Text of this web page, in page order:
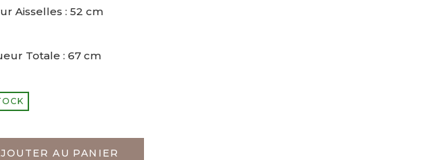
Aisselles : 52 cm
Totale : 67 cm
AU PANIER